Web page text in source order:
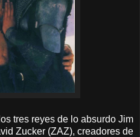
tres reyes de lo absurdo Jim
Zucker (ZAZ), creadores de